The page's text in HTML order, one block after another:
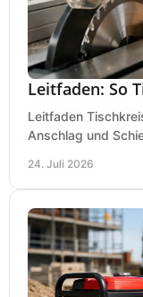
Leitfaden: So
Leitfaden
Anschlag und
24. Juli 2026